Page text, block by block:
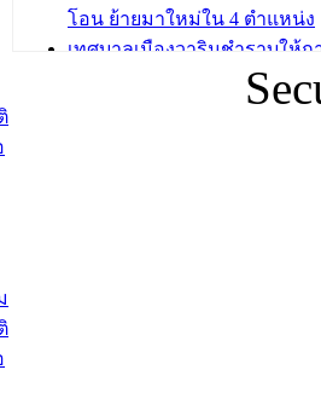
โอน ย้ายมาใหม่ใน 4 ตำแหน่ง
เทศบาลเมืองวารินชำราบให้ก
ต้อนรับพนักงานเทศบาลผู้ผ่าน
สรรหาให้ดำรงตำแหน่งสายง